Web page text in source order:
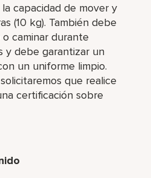
capacidad de mover y
(10 kg). También debe
caminar durante
y debe garantizar un
un uniforme limpio.
que realice
certificación sobre